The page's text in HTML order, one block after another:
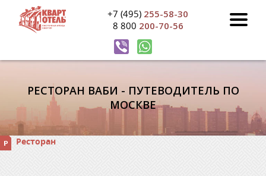
+7 (495) 255-58-30
8 800 200-70-56
РЕСТОРАН ВАБИ - ПУТЕВОДИТЕЛЬ ПО
МОСКВЕ
Ресторан